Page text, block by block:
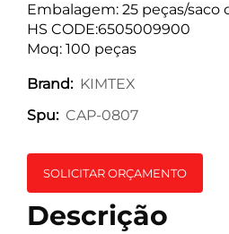
Embalagem: 25 peças/saco
HS CODE:6505009900
Moq: 100 peças
Brand: KIMTEX
Spu: CAP-0807
SOLICITAR ORÇAMENTO
Descrição